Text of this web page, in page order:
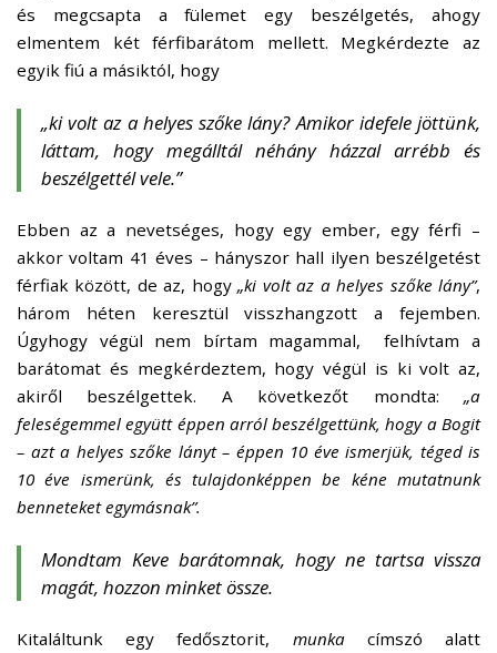
és megcsapta a fülemet egy beszélgetés, ahogy
elmentem két férfibarátom mellett. Megkérdezte az
egyik fiú a másiktól, hogy
„ki volt az a helyes szőke lány? Amikor idefele jöttünk,
láttam, hogy megálltál néhány házzal arrébb és
beszélgettél vele.”
Ebben az a nevetséges, hogy egy ember, egy férfi –
akkor voltam 41 éves – hányszor hall ilyen beszélgetést
férfiak között, de az, hogy„ki volt az a helyes szőke lány”,
három héten keresztül visszhangzott a fejemben.
Úgyhogy végül nem bírtam magammal, felhívtam a
barátomat és megkérdeztem, hogy végül is ki volt az,
akiről beszélgettek. A következőt mondta: „a
feleségemmel együtt éppen arról beszélgettünk, hogy a Bogit
– azt a helyes szőke lányt – éppen 10 éve ismerjük, téged is
10 éve ismerünk, és tulajdonképpen be kéne mutatnunk
benneteket egymásnak”.
Mondtam Keve barátomnak, hogy ne tartsa vissza
magát, hozzon minket össze.
Kitaláltunk egy fedősztorit, munkacímszó alatt